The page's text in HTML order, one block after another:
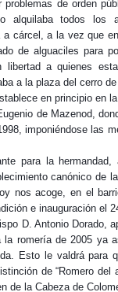
problemas de orden
alquilaba todos los
a cárcel, a la vez que
de alguaciles para
libertad a quienes
a la plaza del cerro de
en principio en
de Mazenod,
imponiéndose las
para la
canónico de
nos acoge, en el
e inauguración el
D. Antonio Dorado,
romería de 2005 ya
Esto le valdrá para
de “Romero del
de la Cabeza de